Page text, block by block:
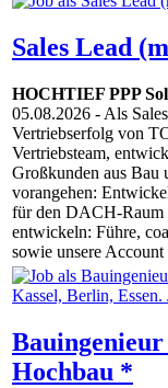
Sales Lead
HOCHTIEF PPP
05.08.2026 - Als
Vertriebserfolg von
Vertriebsteam,
Großkunden aus Bau
vorangehen:
für den DACH-Raum
entwickeln: Führe,
sowie unsere
Hochbau *